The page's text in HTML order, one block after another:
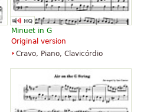
The Art of Fugue with Choral "Vor
deinen Thron tret ich hiermit".
Edition for Strings according to
the autograph and the first
printed edition.
$19.95
Minuet in G
Original version
Cravo, Piano, Clavicórdio